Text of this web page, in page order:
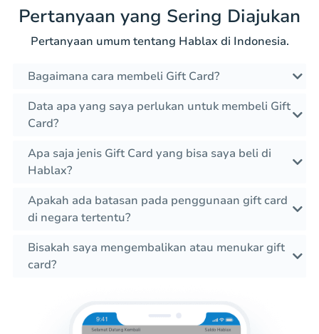
Pertanyaan yang Sering Diajukan
Pertanyaan umum tentang Hablax di Indonesia.
Bagaimana cara membeli Gift Card?
Data apa yang saya perlukan untuk membeli Gift
Card?
Apa saja jenis Gift Card yang bisa saya beli di
Hablax?
Apakah ada batasan pada penggunaan gift card
di negara tertentu?
Bisakah saya mengembalikan atau menukar gift
card?